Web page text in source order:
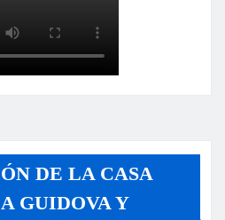
DE LA CASA
GUIDOVA Y